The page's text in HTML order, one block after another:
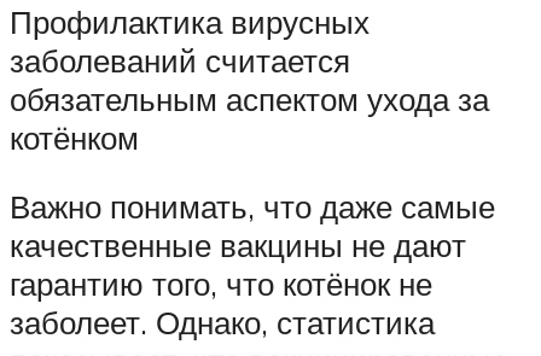
Профилактика вирусных
заболеваний считается
обязательным аспектом ухода за
котёнком
Важно понимать, что даже самые
качественные вакцины не дают
гарантию того, что котёнок не
заболеет. Однако, статистика